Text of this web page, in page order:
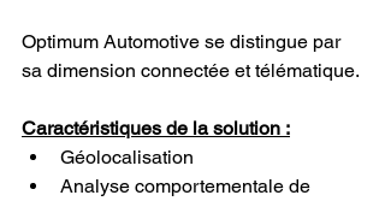
Optimum Automotive se distingue par
sa dimension connectée et télématique.
Caractéristiques de la solution :
Géolocalisation
Analyse comportementale de